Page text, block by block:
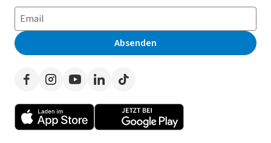
Impressum
Erklärung zur Barrierefreiheit
Presse
Häufig gestellte Fragen
Leasing-Lexikon
Auto-Tests
Werben auf LeasingMarkt.de
Privatleasing
Leasing-Vergleiche
Herstellerverzeichnis
Händlerverzeichnis
Absenden